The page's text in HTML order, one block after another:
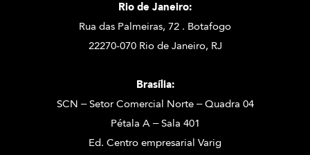
Rio de Janeiro:
Rua das Palmeiras, 72 . Botafogo
22270-070 Rio de Janeiro, RJ
Brasília:
SCN – Setor Comercial Norte – Quadra 04
Pétala A – Sala 401
Ed. Centro empresarial Varig